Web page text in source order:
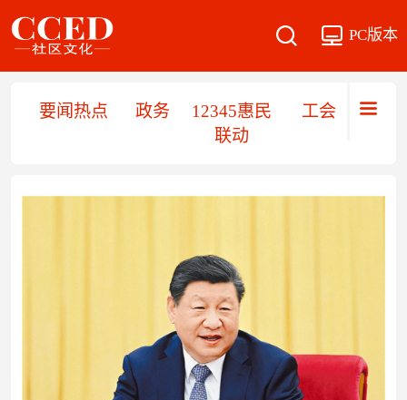
PC版本
要闻热点 政务
12345惠民
联动
工会职工